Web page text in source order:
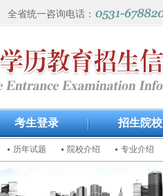
全省统一咨询电话：
考生登录 招生院校
历年试题 院校介绍 专业介绍